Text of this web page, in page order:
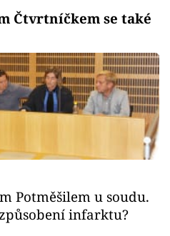
Čtvrtníčkem se také
Potměšilem u soudu.
infarktu?